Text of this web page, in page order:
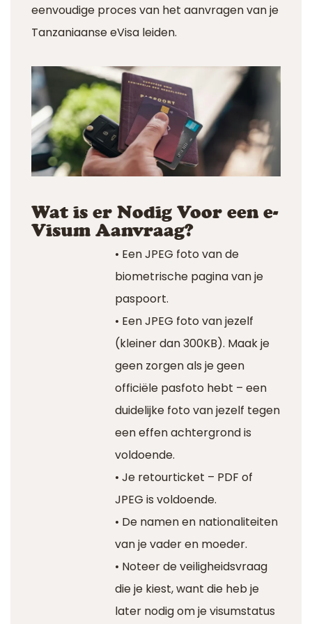
eenvoudige proces van het aanvragen van je
Tanzaniaanse eVisa leiden.
Wat is er Nodig Voor een e-
Visum Aanvraag?
• Een JPEG foto van de
biometrische pagina van je
paspoort.
• Een JPEG foto van jezelf
(kleiner dan 300KB). Maak je
geen zorgen als je geen
officiële pasfoto hebt – een
duidelijke foto van jezelf tegen
een effen achtergrond is
voldoende.
• Je retourticket – PDF of
JPEG is voldoende.
• De namen en nationaliteiten
van je vader en moeder.
• Noteer de veiligheidsvraag
die je kiest, want die heb je
later nodig om je visumstatus